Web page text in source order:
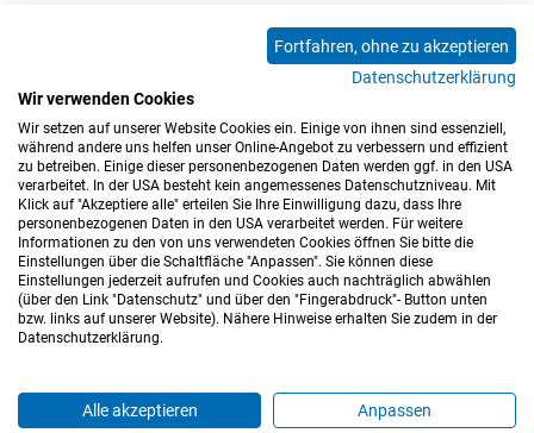
Hier finden Sie die vollständige Pressemitteilung.
Zurück
Impressum Datenschutz Barrierefreiheitserklärung
Hinweisgeberkanal Blog Mitarbeiter*innen
Fortfahren, ohne zu akzeptieren
Datenschutzerklärung
Wir verwenden Cookies
Wir setzen auf unserer Website Cookies ein. Einige von ihnen sind essenziell,
während andere uns helfen unser Online-Angebot zu verbessern und effizient
zu betreiben. Einige dieser personenbezogenen Daten werden ggf. in den USA
verarbeitet. In der USA besteht kein angemessenes Datenschutzniveau. Mit
Klick auf "Akzeptiere alle" erteilen Sie Ihre Einwilligung dazu, dass Ihre
personenbezogenen Daten in den USA verarbeitet werden. Für weitere
Informationen zu den von uns verwendeten Cookies öffnen Sie bitte die
Einstellungen über die Schaltfläche "Anpassen". Sie können diese
Einstellungen jederzeit aufrufen und Cookies auch nachträglich abwählen
(über den Link "Datenschutz" und über den "Fingerabdruck"- Button unten
bzw. links auf unserer Website). Nähere Hinweise erhalten Sie zudem in der
Datenschutzerklärung.
Alle akzeptieren Anpassen